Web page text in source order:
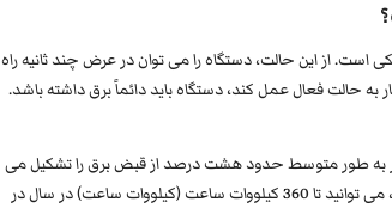
از این حالت، دستگاه را می توان در عرض چند ثانیه راه
به حالت فعال عمل کند، دستگاه باید دائماً برق داشته باشد.
آماده به کار به طور متوسط ​​حدود هشت درصد از قبض برق را تشکیل می
دهد. میانگین توان آماده به کار حدود 10 وات است. با انجام کامل بدون، می توانید تا 360 کیلووات ساعت (کیلووات ساعت) در سال در